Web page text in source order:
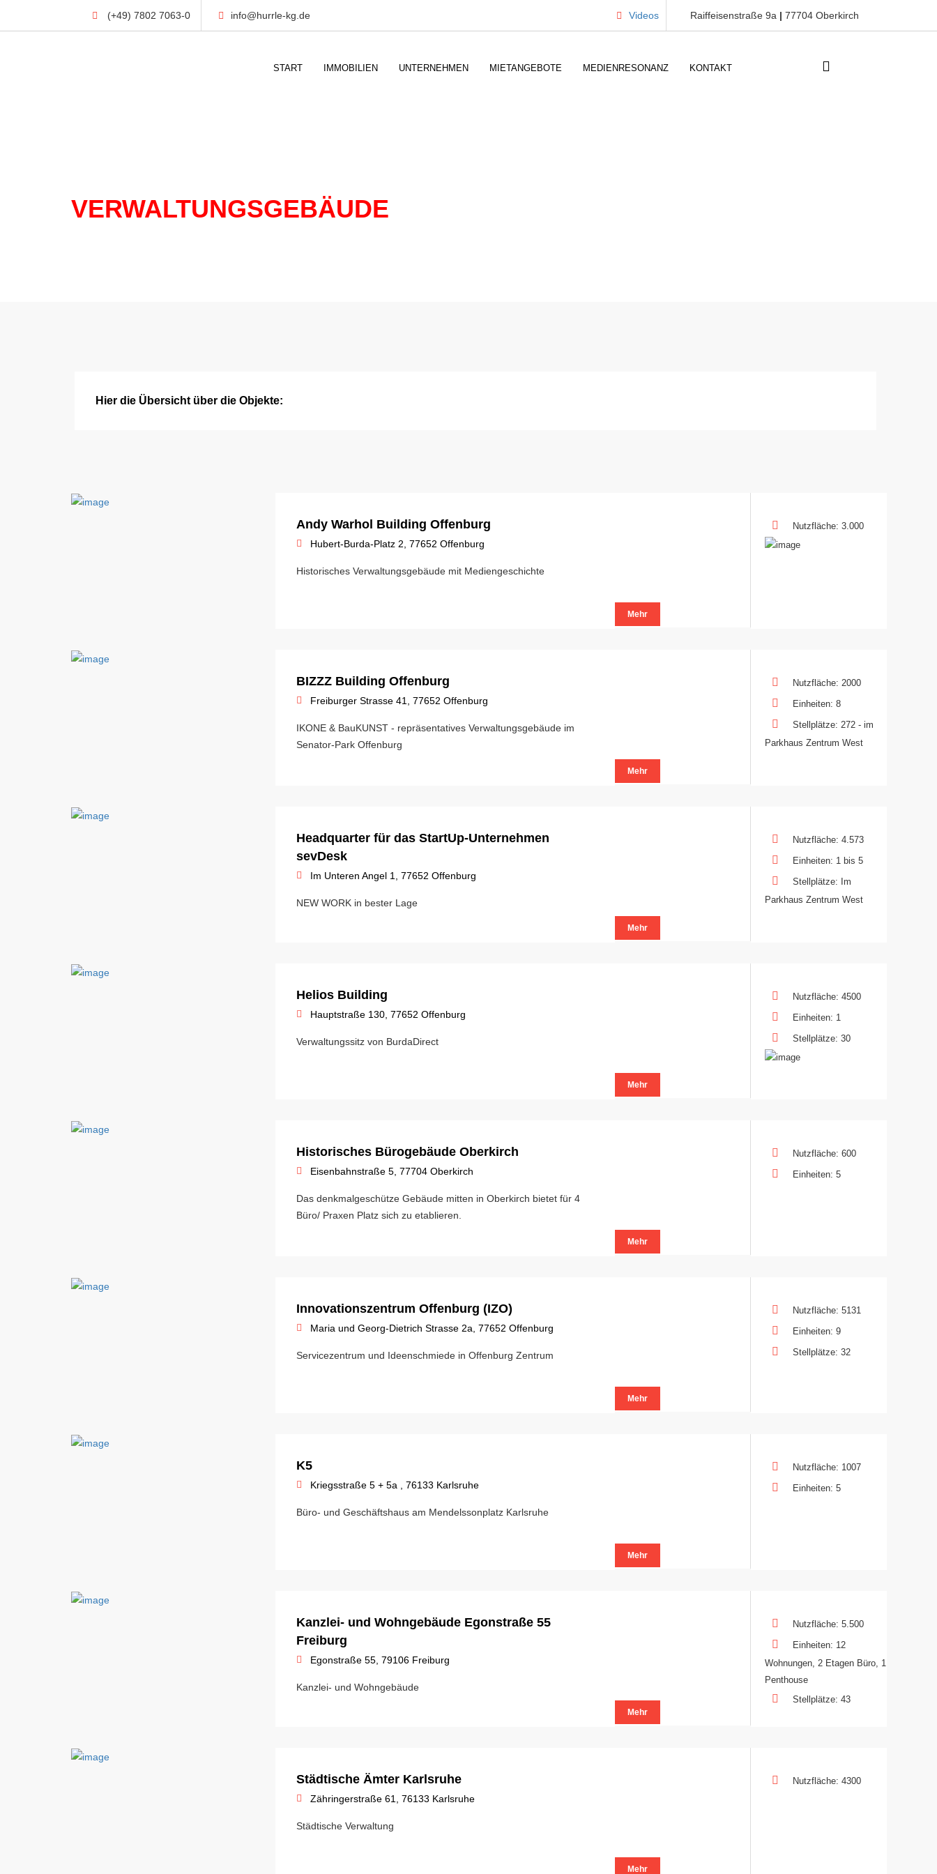
(+49) 7802 7063-0 info@hurrle-kg.de Videos Raiffeisenstraße 9a | 77704 Oberkirch
START IMMOBILIEN UNTERNEHMEN MIETANGEBOTE MEDIENRESONANZ KONTAKT
VERWALTUNGSGEBÄUDE
Hier die Übersicht über die Objekte:
Andy Warhol Building Offenburg
Hubert-Burda-Platz 2, 77652 Offenburg
Historisches Verwaltungsgebäude mit Mediengeschichte
Mehr
Nutzfläche: 3.000
BIZZZ Building Offenburg
Freiburger Strasse 41, 77652 Offenburg
IKONE & BauKUNST - repräsentatives Verwaltungsgebäude im
Senator-Park Offenburg
Mehr
Nutzfläche: 2000
Einheiten: 8
Stellplätze: 272 - im
Parkhaus Zentrum West
Headquarter für das StartUp-Unternehmen
sevDesk
Im Unteren Angel 1, 77652 Offenburg
NEW WORK in bester Lage
Mehr
Nutzfläche: 4.573
Einheiten: 1 bis 5
Stellplätze: Im
Parkhaus Zentrum West
Helios Building
Hauptstraße 130, 77652 Offenburg
Verwaltungssitz von BurdaDirect
Mehr
Nutzfläche: 4500
Einheiten: 1
Stellplätze: 30
Historisches Bürogebäude Oberkirch
Eisenbahnstraße 5, 77704 Oberkirch
Das denkmalgeschütze Gebäude mitten in Oberkirch bietet für 4
Büro/ Praxen Platz sich zu etablieren.
Mehr
Nutzfläche: 600
Einheiten: 5
Innovationszentrum Offenburg (IZO)
Maria und Georg-Dietrich Strasse 2a, 77652 Offenburg
Servicezentrum und Ideenschmiede in Offenburg Zentrum
Mehr
Nutzfläche: 5131
Einheiten: 9
Stellplätze: 32
K5
Kriegsstraße 5 + 5a , 76133 Karlsruhe
Büro- und Geschäftshaus am Mendelssonplatz Karlsruhe
Mehr
Nutzfläche: 1007
Einheiten: 5
Kanzlei- und Wohngebäude Egonstraße 55
Freiburg
Egonstraße 55, 79106 Freiburg
Kanzlei- und Wohngebäude
Mehr
Nutzfläche: 5.500
Einheiten: 12
Wohnungen, 2 Etagen Büro, 1
Penthouse
Stellplätze: 43
Städtische Ämter Karlsruhe
Zähringerstraße 61, 76133 Karlsruhe
Städtische Verwaltung
Mehr
Nutzfläche: 4300